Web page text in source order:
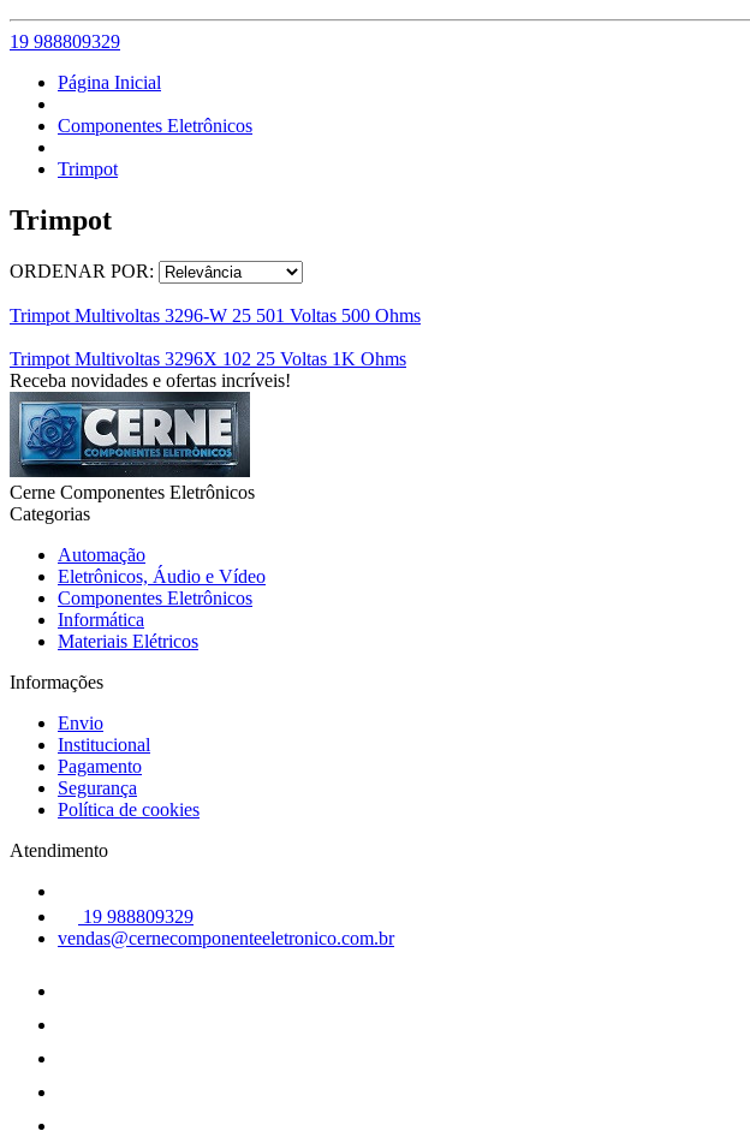
19 988809329
Página Inicial
Componentes Eletrônicos
Trimpot
Trimpot
ORDENAR POR:
Trimpot Multivoltas 3296-W 25 501 Voltas 500 Ohms
Trimpot Multivoltas 3296X 102 25 Voltas 1K Ohms
Receba novidades e ofertas incríveis!
Cerne Componentes Eletrônicos
Categorias
Automação
Eletrônicos, Áudio e Vídeo
Componentes Eletrônicos
Informática
Materiais Elétricos
Informações
Envio
Institucional
Pagamento
Segurança
Política de cookies
Atendimento
19 988809329
vendas@cernecomponenteeletronico.com.br